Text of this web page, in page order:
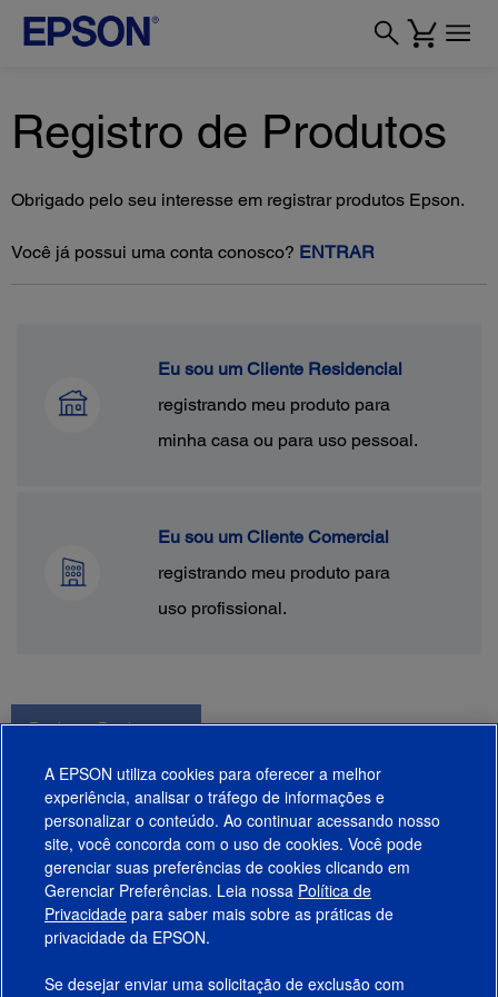
Registro de Produtos
Obrigado pelo seu interesse em registrar produtos Epson.
Você já possui uma conta conosco? ENTRAR
Eu sou um Cliente Residencial
registrando meu produto para
minha casa ou para uso pessoal.
Eu sou um Cliente Comercial
registrando meu produto para
uso profissional.
Registrar Produto
Produtos
Suporte
Links Sugeridos
A EPSON utiliza cookies para oferecer a melhor
experiência, analisar o tráfego de informações e
personalizar o conteúdo. Ao continuar acessando nosso
site, você concorda com o uso de cookies. Você pode
gerenciar suas preferências de cookies clicando em
Gerenciar Preferências. Leia nossa Política de
Privacidade para saber mais sobre as práticas de
privacidade da EPSON.
Se desejar enviar uma solicitação de exclusão com